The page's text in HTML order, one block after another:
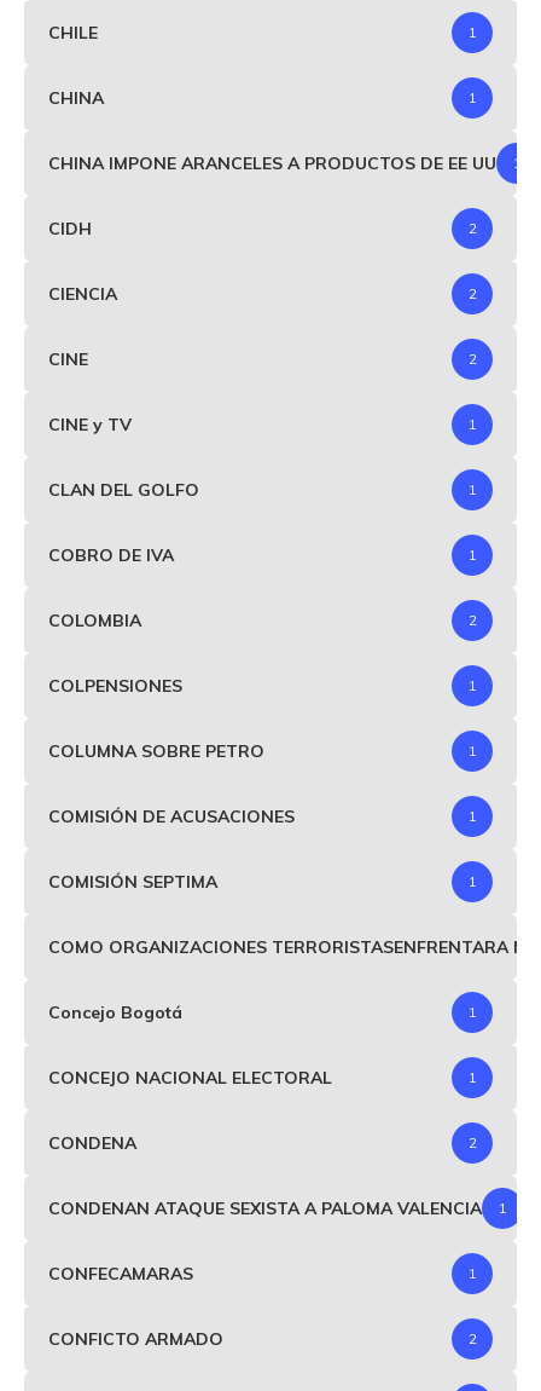
CHILE 1
CHINA 1
CHINA IMPONE ARANCELES A PRODUCTOS DE EE UU 1
CIDH 2
CIENCIA 2
CINE 2
CINE y TV 1
CLAN DEL GOLFO 1
COBRO DE IVA 1
COLOMBIA 2
COLPENSIONES 1
COLUMNA SOBRE PETRO 1
COMISIÓN DE ACUSACIONES 1
COMISIÓN SEPTIMA 1
COMO ORGANIZACIONES TERRORISTASENFRENTARA
Concejo Bogotá 1
CONCEJO NACIONAL ELECTORAL 1
CONDENA 2
CONDENAN ATAQUE SEXISTA A PALOMA VALENCIA 1
CONFECAMARAS 1
CONFICTO ARMADO 2